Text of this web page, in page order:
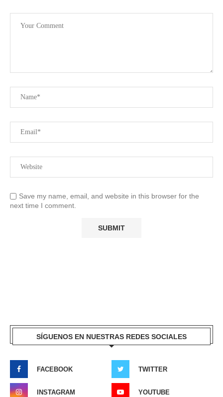
Save my name, email, and website in this browser for the
next time I comment.
SÍGUENOS EN NUESTRAS REDES SOCIALES
FACEBOOK TWITTER
INSTAGRAM YOUTUBE